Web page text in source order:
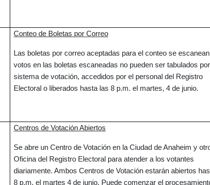
Conteo de Boletas por Correo
Las boletas por correo aceptadas para el conteo se
votos en las boletas escaneadas no pueden ser tabulados por
sistema de votación, accedidos por el personal del Registro
Electoral o liberados hasta las 8 p.m. el martes, 4 de junio.
Centros de Votación Abiertos
Se abre un Centro de Votación en la Ciudad de Anaheim y
Oficina del Registro Electoral para atender a los votantes
diariamente. Ambos Centros de Votación estarán abiertos
8 p.m. el martes 4 de junio. Puede comenzar el